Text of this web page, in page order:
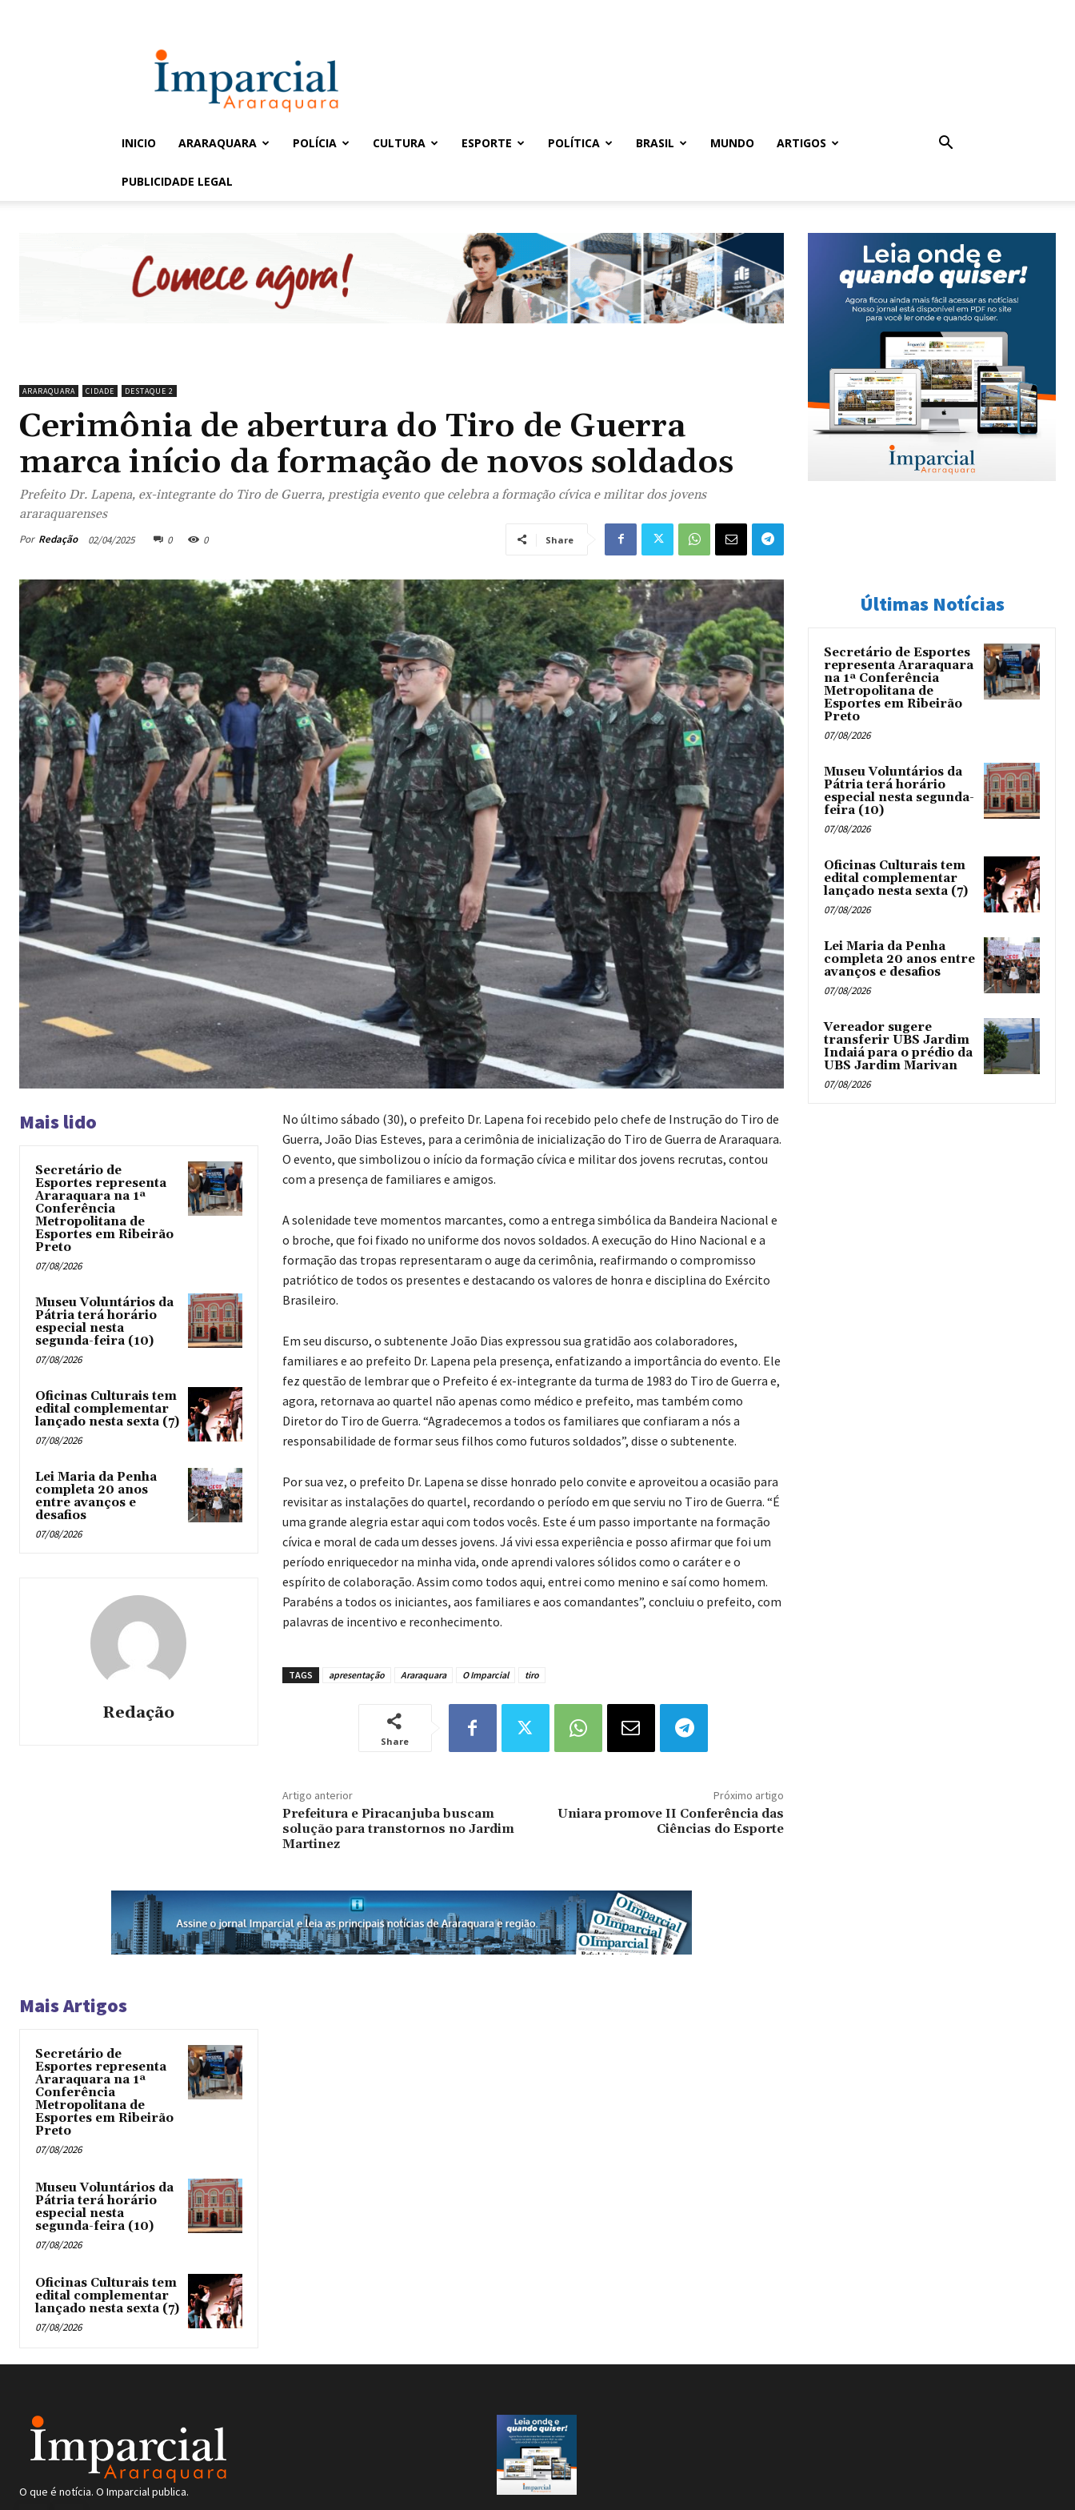
Imparcial
INICIO ARARAQUARA POLÍCIA CULTURA ESPORTE POLÍTICA BRASIL MUNDO ARTIGOS
PUBLICIDADE LEGAL
ARARAQUARA CIDADE DESTAQUE 2
Cerimônia de abertura do Tiro de Guerra
marca início da formação de novos soldados
Prefeito Dr. Lapena, ex-integrante do Tiro de Guerra, prestigia evento que celebra a formação cívica e militar dos jovens
araraquarenses
Por Redação 02/04/2025 0 0 Share
Mais lido
Secretário de
Esportes representa
Araraquara na 1ª
Conferência
Metropolitana de
Esportes em Ribeirão
Preto
07/08/2026
Museu Voluntários da
Pátria terá horário
especial nesta
segunda-feira (10)
07/08/2026
Oficinas Culturais tem
edital complementar
lançado nesta sexta (7)
07/08/2026
Lei Maria da Penha
completa 20 anos
entre avanços e
desafios
07/08/2026
Redação
No último sábado (30), o prefeito Dr. Lapena foi recebido pelo chefe de Instrução do Tiro de
Guerra, João Dias Esteves, para a cerimônia de inicialização do Tiro de Guerra de Araraquara.
O evento, que simbolizou o início da formação cívica e militar dos jovens recrutas, contou
com a presença de familiares e amigos.
A solenidade teve momentos marcantes, como a entrega simbólica da Bandeira Nacional e
o broche, que foi fixado no uniforme dos novos soldados. A execução do Hino Nacional e a
formação das tropas representaram o auge da cerimônia, reafirmando o compromisso
patriótico de todos os presentes e destacando os valores de honra e disciplina do Exército
Brasileiro.
Em seu discurso, o subtenente João Dias expressou sua gratidão aos colaboradores,
familiares e ao prefeito Dr. Lapena pela presença, enfatizando a importância do evento. Ele
fez questão de lembrar que o Prefeito é ex-integrante da turma de 1983 do Tiro de Guerra e,
agora, retornava ao quartel não apenas como médico e prefeito, mas também como
Diretor do Tiro de Guerra. “Agradecemos a todos os familiares que confiaram a nós a
responsabilidade de formar seus filhos como futuros soldados”, disse o subtenente.
Por sua vez, o prefeito Dr. Lapena se disse honrado pelo convite e aproveitou a ocasião para
revisitar as instalações do quartel, recordando o período em que serviu no Tiro de Guerra. “É
uma grande alegria estar aqui com todos vocês. Este é um passo importante na formação
cívica e moral de cada um desses jovens. Já vivi essa experiência e posso afirmar que foi um
período enriquecedor na minha vida, onde aprendi valores sólidos como o caráter e o
espírito de colaboração. Assim como todos aqui, entrei como menino e saí como homem.
Parabéns a todos os iniciantes, aos familiares e aos comandantes”, concluiu o prefeito, com
palavras de incentivo e reconhecimento.
TAGS apresentação Araraquara O Imparcial tiro
Share
Artigo anterior
Prefeitura e Piracanjuba buscam
solução para transtornos no Jardim
Martinez
Próximo artigo
Uniara promove II Conferência das
Ciências do Esporte
Mais Artigos
Secretário de
Esportes representa
Araraquara na 1ª
Conferência
Metropolitana de
Esportes em Ribeirão
Preto
07/08/2026
Museu Voluntários da
Pátria terá horário
especial nesta
segunda-feira (10)
07/08/2026
Oficinas Culturais tem
edital complementar
lançado nesta sexta (7)
07/08/2026
Últimas Notícias
Secretário de Esportes
representa Araraquara
na 1ª Conferência
Metropolitana de
Esportes em Ribeirão
Preto
07/08/2026
Museu Voluntários da
Pátria terá horário
especial nesta segunda-
feira (10)
07/08/2026
Oficinas Culturais tem
edital complementar
lançado nesta sexta (7)
07/08/2026
Lei Maria da Penha
completa 20 anos entre
avanços e desafios
07/08/2026
Vereador sugere
transferir UBS Jardim
Indaiá para o prédio da
UBS Jardim Marivan
07/08/2026
O que é notícia. O Imparcial publica.